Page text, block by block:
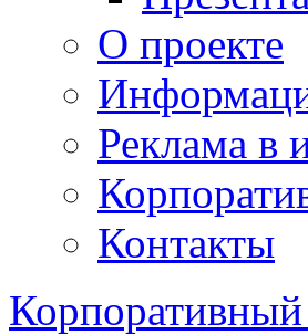
О проекте
Реклама в
Контакты